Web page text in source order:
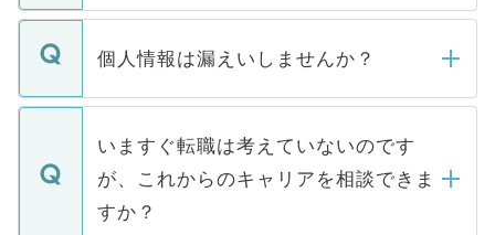
ません。
■応募殺到を避けるため 人気のある医療機
関を公にしてしまうと、応募が殺到する場
に、医療機関が求める条件に合った人材の
みを人材紹介会社に依頼するケースが増え
ています。
転職・入職を強要することは一切ありませ
ん。また、仮に応募先から内定をいただい
定を承諾する必要はありません。内定先へ
の辞退の連絡はキャリアパートナーが行い
ますので、ご安心ください。
個人情報は漏えいしませんか？
個人情報が漏えいすることはありませんの
で、ご安心ください。当サイトからの登録
などで収集したご登録者様の個人情報は、
ご本人のキャリアアップおよび転職活動の
支援を目的に使用いたします。お預かりし
いますぐ転職は考えていないのです
が、これからのキャリアを相談できま
すか？